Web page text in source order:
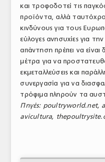
και τροφοδοτεί τις
προϊόντα, αλλά
κινδύνους για τους
εύλογες ανησυχίες για
απάντηση πρέπει να είναι
μέτρα για να
εκμεταλλεύσεις και
συνεργασία για να
τρόφιμα πληρούν τα
Πηγές: poultryworld.net,
avicultura,